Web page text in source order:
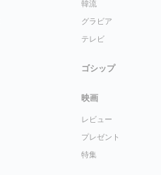
韓流
グラビア
テレビ
ゴシップ
映画
レビュー
プレゼント
特集